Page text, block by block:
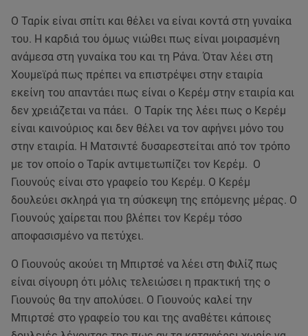
Ο Ταρίκ είναι σπίτι και θέλει να είναι κοντά στη γυναίκα
του. Η καρδιά του όμως νιώθει πως είναι μοιρασμένη
ανάμεσα στη γυναίκα του και τη Ράνα. Όταν λέει στη
Χουμεϊρά πως πρέπει να επιστρέψει στην εταιρία
εκείνη του απαντάει πως είναι ο Κερέμ στην εταιρία και
δεν χρειάζεται να πάει. Ο Ταρίκ της λέει πως ο Κερέμ
είναι καινούριος και δεν θέλει να τον αφήνει μόνο του
στην εταιρία. Η Ματσιντέ δυσαρεστείται από τον τρόπο
με τον οποίο ο Ταρίκ αντιμετωπίζει τον Κερέμ. Ο
Γιουνούς είναι στο γραφείο του Κερέμ. Ο Κερέμ
δουλεύει σκληρά για τη σύσκεψη της επόμενης μέρας. Ο
Γιουνούς χαίρεται που βλέπει τον Κερέμ τόσο
αποφασισμένο να πετύχει.
Ο Γιουνούς ακούει τη Μπιρτσέ να λέει στη Φιλίζ πως
είναι σίγουρη ότι μόλις τελειώσει η πρακτική της ο
Γιουνούς θα την απολύσει. Ο Γιουνούς καλεί την
Μπιρτσέ στο γραφείο του και της αναθέτει κάποιες